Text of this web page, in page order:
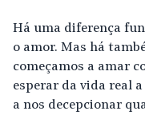
Há uma diferença
o amor. Mas há
começamos a amar
esperar da vida real
a nos decepcionar